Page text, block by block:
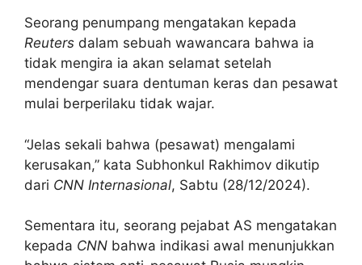
Seorang penumpang mengatakan kepada
Reuters dalam sebuah wawancara bahwa ia
tidak mengira ia akan selamat setelah
mendengar suara dentuman keras dan pesawat
mulai berperilaku tidak wajar.
“Jelas sekali bahwa (pesawat) mengalami
kerusakan,” kata Subhonkul Rakhimov dikutip
dari CNN Internasional, Sabtu (28/12/2024).
Sementara itu, seorang pejabat AS mengatakan
kepada CNN bahwa indikasi awal menunjukkan